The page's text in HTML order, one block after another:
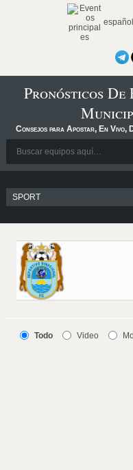
español
Pronósticos De
Consejos para Apostar, En Vivo,
Todo Video